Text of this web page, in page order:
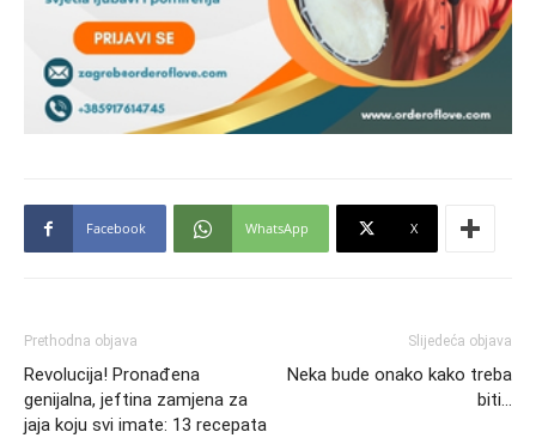
Facebook WhatsApp X
Prethodna objava
Revolucija! Pronađena
genijalna, jeftina zamjena za
jaja koju svi imate: 13 recepata
Slijedeća objava
Neka bude onako kako treba
biti…